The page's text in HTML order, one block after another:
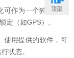
作为一个独立的频
定（如GPS）。
用提供的软件，可
状态。
顶部